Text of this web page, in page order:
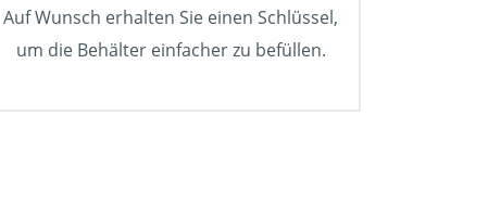
Auf Wunsch erhalten Sie einen Schlüssel,
um die Behälter einfacher zu befüllen.